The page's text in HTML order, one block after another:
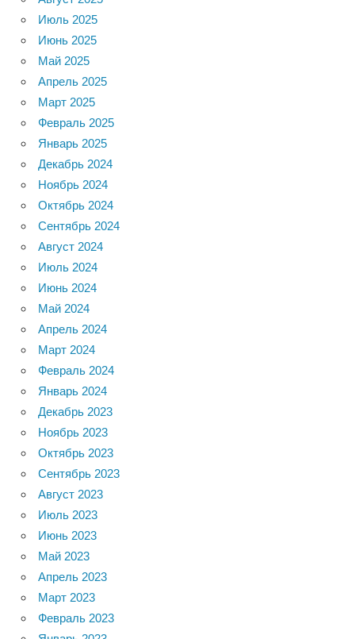
Июль 2025
Июнь 2025
Май 2025
Апрель 2025
Март 2025
Февраль 2025
Январь 2025
Декабрь 2024
Ноябрь 2024
Октябрь 2024
Сентябрь 2024
Август 2024
Июль 2024
Июнь 2024
Май 2024
Апрель 2024
Март 2024
Февраль 2024
Январь 2024
Декабрь 2023
Ноябрь 2023
Октябрь 2023
Сентябрь 2023
Август 2023
Июль 2023
Июнь 2023
Май 2023
Апрель 2023
Март 2023
Февраль 2023